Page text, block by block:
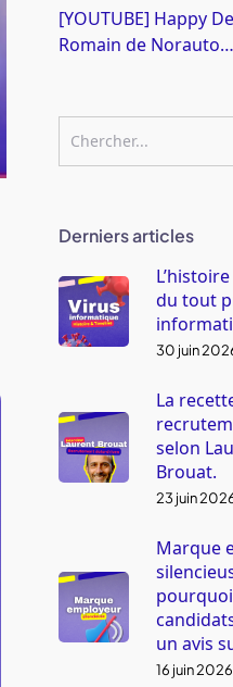
[YOUTUBE] Happy
Romain de Norauto…
Derniers articles
du tout
30 juin
La
selon
Brouat.
23 juin
Marque
un avis
16 juin 2026